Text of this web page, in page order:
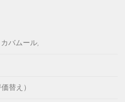
バムール,
替え）